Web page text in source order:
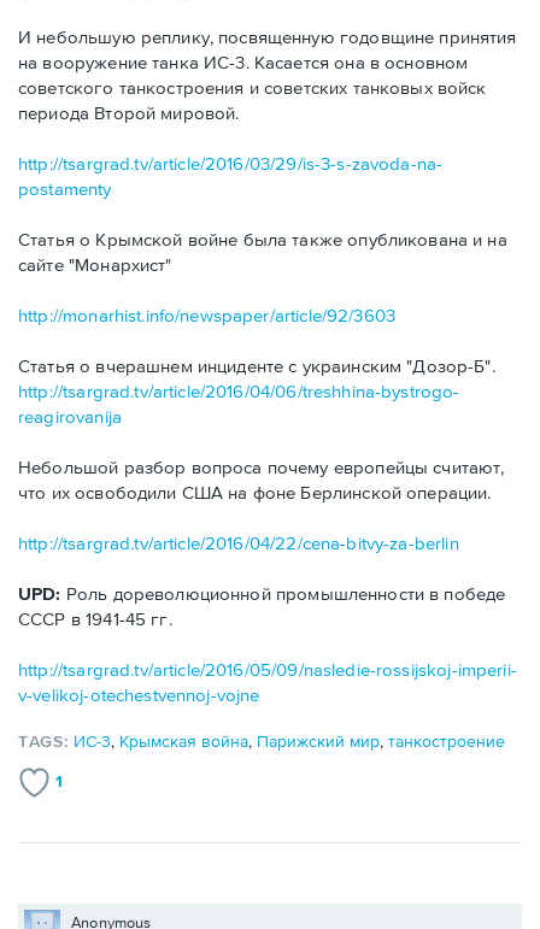
И небольшую реплику, посвященную годовщине принятия
на вооружение танка ИС-3. Касается она в основном
советского танкостроения и советских танковых войск
периода Второй мировой.
http://tsargrad.tv/article/2016/03/29/is-3-s-zavoda-na-
postamenty
Статья о Крымской войне была также опубликована и на
сайте "Монархист"
http://monarhist.info/newspaper/article/92/3603
Статья о вчерашнем инциденте с украинским "Дозор-Б".
http://tsargrad.tv/article/2016/04/06/treshhina-bystrogo-
reagirovanija
Небольшой разбор вопроса почему европейцы считают,
что их освободили США на фоне Берлинской операции.
http://tsargrad.tv/article/2016/04/22/cena-bitvy-za-berlin
UPD: Роль дореволюционной промышленности в победе
СССР в 1941-45 гг.
http://tsargrad.tv/article/2016/05/09/nasledie-rossijskoj-imperii-
v-velikoj-otechestvennoj-vojne
TAGS: ИС-3, Крымская война, Парижский мир,танкостроение
1
Anonymous